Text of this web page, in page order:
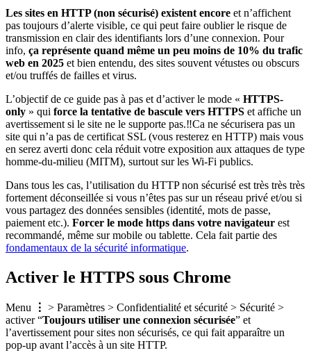
Les sites en HTTP (non sécurisé) existent encore et n’affichent
pas toujours d’alerte visible, ce qui peut faire oublier le risque de
transmission en clair des identifiants lors d’une connexion. Pour
info, ça représente quand même un peu moins de 10% du trafic
web en 2025 et bien entendu, des sites souvent vétustes ou obscurs
et/ou truffés de failles et virus.
L’objectif de ce guide pas à pas et d’activer le mode « HTTPS-
only » qui force la tentative de bascule vers HTTPS et affiche un
avertissement si le site ne le supporte pas.‼️Ca ne sécurisera pas un
site qui n’a pas de certificat SSL (vous resterez en HTTP) mais vous
en serez averti donc cela réduit votre exposition aux attaques de type
homme‑du‑milieu (MITM), surtout sur les Wi‑Fi publics.
Dans tous les cas, l’utilisation du HTTP non sécurisé est très très très
fortement déconseillée si vous n’êtes pas sur un réseau privé et/ou si
vous partagez des données sensibles (identité, mots de passe,
paiement etc.). Forcer le mode https dans votre navigateur est
recommandé, même sur mobile ou tablette. Cela fait partie des
fondamentaux de la sécurité informatique.
Activer le HTTPS sous Chrome
Menu ⋮ > Paramètres > Confidentialité et sécurité > Sécurité >
activer “Toujours utiliser une connexion sécurisée” et
l’avertissement pour sites non sécurisés, ce qui fait apparaître un
pop‑up avant l’accès à un site HTTP.